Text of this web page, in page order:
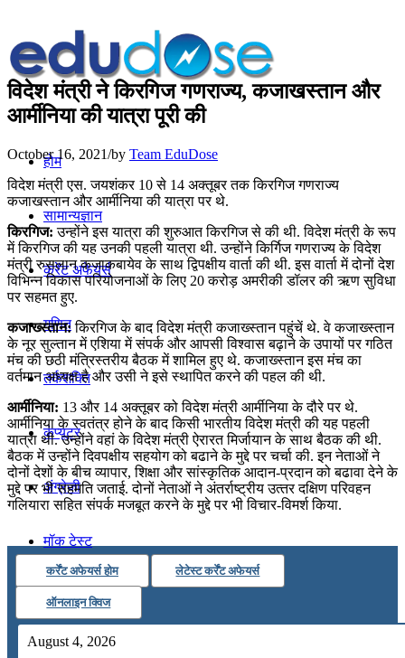
होम
सामान्यज्ञान
करेंट अफेयर्स
गणित
तर्कशक्ति
कंप्यूटर
अंग्रेजी
मॉक टेस्ट
टुडेज जीके
Menu Menu
विदेश मंत्री ने किरगिज गणराज्‍य, कजा‍खस्‍तान और
आर्मीनिया की यात्रा पूरी की
October 16, 2021/by Team EduDose
विदेश मंत्री एस. जयशंकर 10 से 14 अक्तूबर तक किरगिज गणराज्‍य
कजा‍खस्‍तान और आर्मीनिया की यात्रा पर थे.
किरगिज: उन्होंने इस यात्रा की शुरुआत किरगिज से की थी. विदेश मंत्री के रूप
में किरगिज की यह उनकी पहली यात्रा थी. उन्होंने किर्गिज गणराज्य के विदेश
मंत्री रुसलान कजाकबायेव के साथ द्विपक्षीय वार्ता की थी. इस वार्ता में दोनों देश
विभिन्‍न विकास परियोजनाओं के लिए 20 करोड़ अमरीकी डॉलर की ऋण सुविधा
पर सहमत हुए.
कजाख्स्‍तान:किरगिज के बाद विदेश मंत्री कजाख्स्‍तान पहुंचें थे. वे कजाख्स्‍तान
के नूर सुल्‍तान में एशिया में संपर्क और आपसी विश्‍वास बढ़ाने के उपायों पर गठित
मंच की छठी मंत्रिस्‍तरीय बैठक में शामिल हुए थे. कजाख्स्‍तान इस मंच का
वर्तमान अध्‍यक्ष है और उसी ने इसे स्‍थापित करने की पहल की थी.
आर्मीनिया: 13 और 14 अक्‍तूबर को विदेश मंत्री आर्मीनिया के दौरे पर थे.
आर्मीनिया के स्‍वतंत्र होने के बाद किसी भारतीय विदेश मंत्री की यह पहली
यात्रा थी. उन्‍होंने वहां के विदेश मंत्री ऐरारत मिर्जायान के साथ बैठक की थी.
बैठक में उन्होंने दिवपक्षीय सहयोग को बढाने के मुद्दे पर चर्चा की. इन नेताओं ने
दोनों देशों के बीच व्‍यापार, शिक्षा और सांस्‍कृतिक आदान-प्रदान को बढावा देने के
मुद्दे पर भी सहमति जताई. दोनों नेताओं ने अंतर्राष्‍ट्रीय उत्‍तर दक्षिण परिवहन
गलियारा सहित संपर्क मजबूत करने के मुद्दे पर भी विचार-विमर्श किया.
कर्रेंट अफेयर्स होम लेटेस्ट कर्रेंट अफेयर्स
ऑनलाइन क्विज
August 4, 2026